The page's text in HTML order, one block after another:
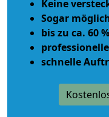
Keine
Sogar
bis zu ca. 60
schnelle